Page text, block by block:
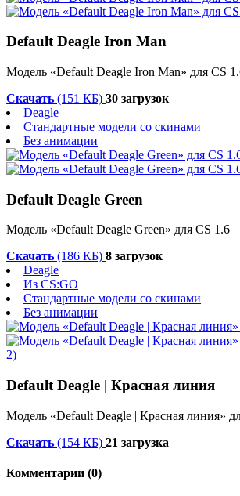
Default Deagle Iron Man
Модель «Default Deagle Iron Man» для CS
Скачать (151 КБ) 30 загрузок
Deagle
Стандартные модели со скинами
Без анимации
Default Deagle Green
Модель «Default Deagle Green» для CS 1.6
Скачать (186 КБ) 8 загрузок
Deagle
Из CS:GO
Стандартные модели со скинами
Без анимации
Default Deagle | Красная линия
Модель «Default Deagle | Красная линия»
Скачать (154 КБ) 21 загрузка
Комментарии (0)